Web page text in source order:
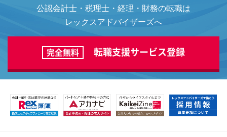
公認会計士・税理士・経理・財務の転職は
レックスアドバイザーズへ
完全無料 転職支援サービス登録